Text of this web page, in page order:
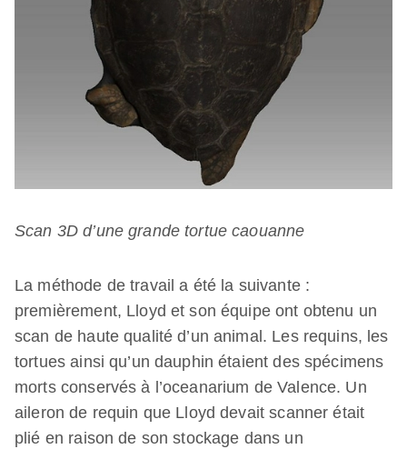
Scan 3D d’une grande tortue caouanne
La méthode de travail a été la suivante :
premièrement, Lloyd et son équipe ont obtenu un
scan de haute qualité d’un animal. Les requins, les
tortues ainsi qu’un dauphin étaient des spécimens
morts conservés à l’oceanarium de Valence. Un
aileron de requin que Lloyd devait scanner était
plié en raison de son stockage dans un